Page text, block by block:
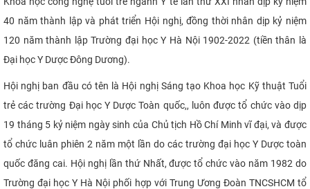
CỰU NGƯỜI HỌC
40 năm thành lập và phát triển Hội nghị, đồng thời nhân dịp kỷ niệm
120 năm thành lập Trường đại học Y Hà Nội 1902-2022 (tiền thân là
Đại học Y Dược Đông Dương).
Hội nghị ban đầu có tên là Hội nghị Sáng tạo Khoa học Kỹ thuật Tuổi
trẻ các trường Đại học Y Dược Toàn quốc,, luôn được tổ chức vào dịp
19 tháng 5 kỷ niệm ngày sinh của Chủ tịch Hồ Chí Minh vĩ đại, và được
tổ chức luân phiên 2 năm một lần do các trường đại học Y Dược toàn
quốc đăng cai. Hội nghị lần thứ Nhất, được tổ chức vào năm 1982 do
Trường đại học Y Hà Nội phối hợp với Trung Ương Đoàn TNCSHCM tổ